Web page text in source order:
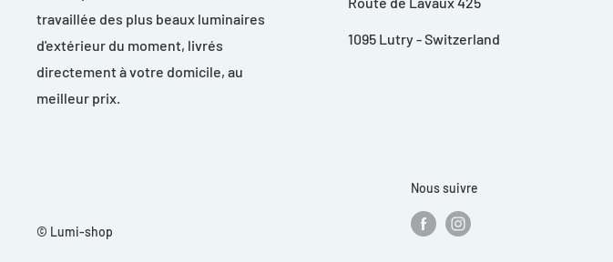
feu exactement là où vous le souhaitez.
- La demi-sphère montée (non incluse) peut être positionnée de manière neutre ou
travaillée des plus beaux luminaires
d'extérieur du moment, livrés
directement à votre domicile, au
meilleur prix.
1095 Lutry - Switzerland
© Lumi-shop
Nous suivre